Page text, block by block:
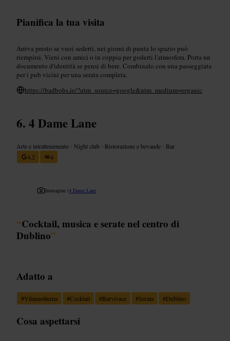
Pianifica la tua visita
Arriva presto se vuoi sederti, nei giorni di punta lo spazio può
riempirsi. Vieni con amici o in coppia per goderti l'atmosfera. Porta un
documento d'identità se pensi di bere. Combinalo con una passeggiata
per i pub vicini per una serata completa.
https://badbobs.ie/?utm_source=google&utm_medium=organic
4 Dame Lane
Arte e intrattenimento • Night club • Ristorazione e bevande • Bar
4,2
4
Immagine /4 Dame Lane
“Cocktail, musica e serate nel centro di
Dublino”
Adatto a
#Vitannotturna #Cocktail #Barvivace #Serata #Dublino
Cosa aspettarsi